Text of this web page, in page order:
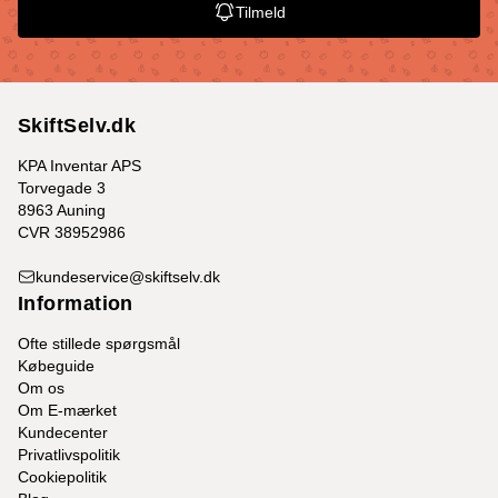
Tilmeld
SkiftSelv.dk
KPA Inventar APS
Torvegade 3
8963 Auning
CVR 38952986
kundeservice@skiftselv.dk
Information
Ofte stillede spørgsmål
Købeguide
Om os
Om E-mærket
Kundecenter
Privatlivspolitik
Cookiepolitik